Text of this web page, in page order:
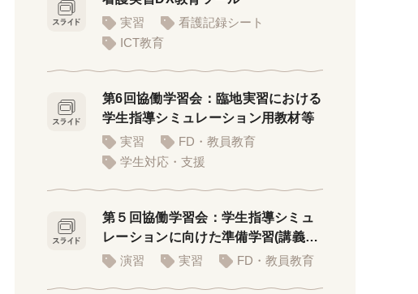
実習
看護記録シート
ICT教育
第6回協働学習会：臨地実習における
学生指導シミュレーション用教材等
実習
FD・教員教育
学生対応・支援
第５回協働学習会：学生指導シミュ
レーションに向けた準備学習(講義者
用PPT)
演習 実習 FD・教員教育